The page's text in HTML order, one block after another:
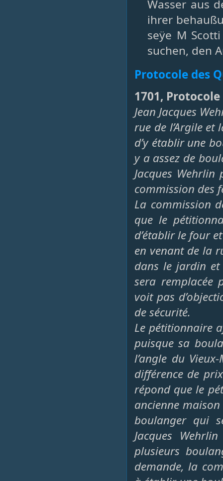
Wasser aus
ihrer
seÿe M
suchen, den
Protocole des
1701, Protocole
Jean Jacques
rue de l’Argile
d’y établir une
y a assez de
Jacques
commission des
La commission
que le
d’établir le four
en venant de la
dans le jardin
sera remplacée
voit pas
de sécurité.
Le pétitionnaire
puisque sa
l’angle du
différence de
répond que le
ancienne
boulanger qui
Jacques
plusieurs
demande, la